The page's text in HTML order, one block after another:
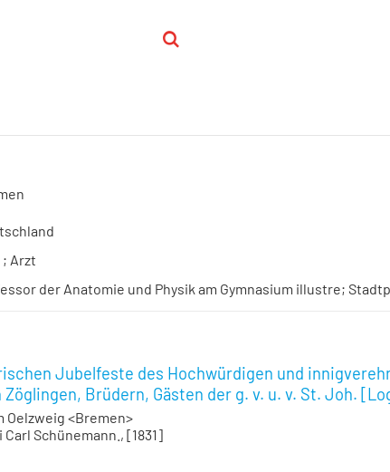
Arzt
der Anatomie und Physik am Gymnasium illustre;
Jubelfeste des Hochwürdigen und
Brüdern, Gästen der g. v. u. v. St. Joh.
Oelzweig <Bremen>
Schünemann., [1831]